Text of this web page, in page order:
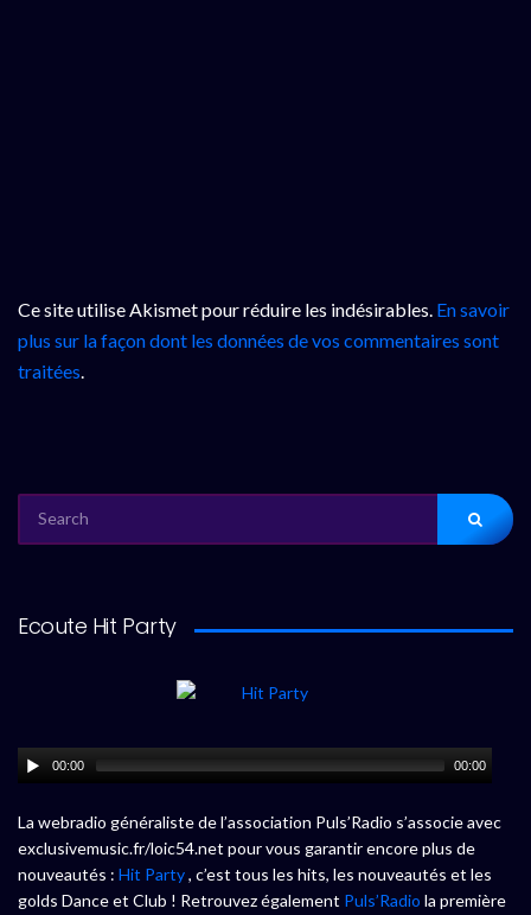
Ce site utilise Akismet pour réduire les indésirables. En savoir
plus sur la façon dont les données de vos commentaires sont
traitées.
FOR:
Ecoute Hit Party
00:00 00:00
La webradio généraliste de l’association Puls’Radio s’associe avec
exclusivemusic.fr/loic54.net pour vous garantir encore plus de
nouveautés : Hit Party, c’est tous les hits, les nouveautés et les
golds Dance et Club ! Retrouvez également Puls’Radio la première